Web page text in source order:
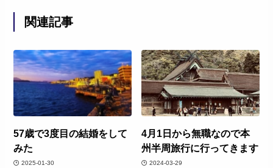
関連記事
57歳で3度目の結婚をして
みた
2025-01-30
4月1日から無職なので本
州半周旅行に行ってきます
2024-03-29